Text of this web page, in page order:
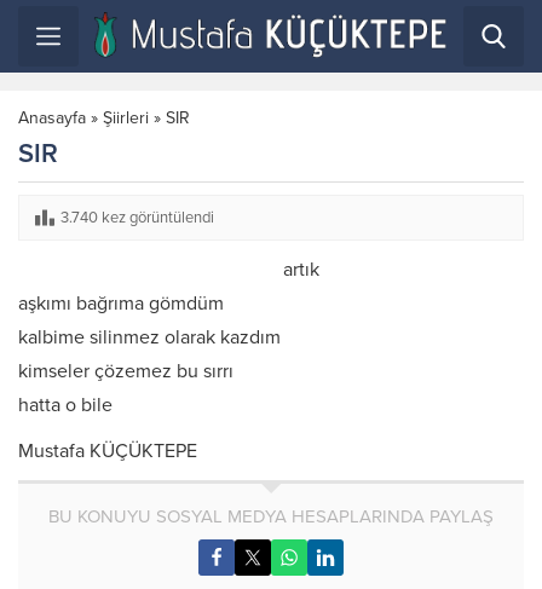
Anasayfa » Şiirleri » SIR
SIR
3.740 kez görüntülendi
artık
aşkımı bağrıma gömdüm
kalbime silinmez olarak kazdım
kimseler çözemez bu sırrı
hatta o bile
Mustafa KÜÇÜKTEPE
BU KONUYU SOSYAL MEDYA HESAPLARINDA PAYLAŞ